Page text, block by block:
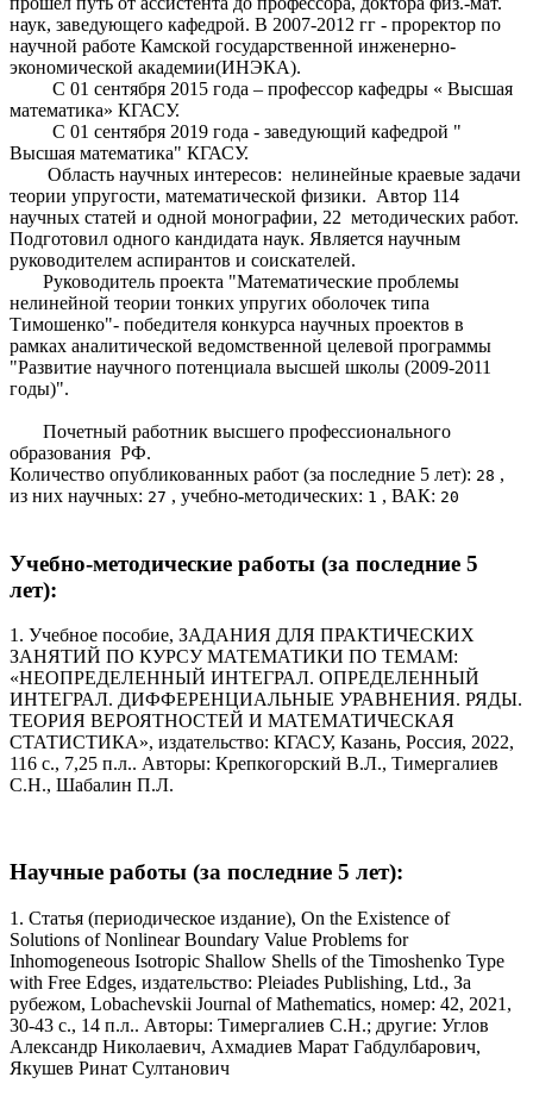
наук, заведующего кафедрой. В 2007-2012 гг - проректор по
научной работе Камской государственной инженерно-
экономической академии(ИНЭКА).
С 01 сентября 2015 года – профессор кафедры « Высшая
математика» КГАСУ.
С 01 сентября 2019 года - заведующий кафедрой "
Высшая математика" КГАСУ.
Область научных интересов: нелинейные краевые задачи
теории упругости, математической физики. Автор 114
научных статей и одной монографии, 22 методических работ.
Подготовил одного кандидата наук. Является научным
руководителем аспирантов и соискателей.
Руководитель проекта "Математические проблемы
нелинейной теории тонких упругих оболочек типа
Тимошенко"- победителя конкурса научных проектов в
рамках аналитической ведомственной целевой программы
"Развитие научного потенциала высшей школы (2009-2011
годы)".
Почетный работник высшего профессионального
образования РФ.
Количество опубликованных работ (за последние 5 лет): 28 ,
из них научных: 27 , учебно-методических: 1 , ВАК: 20
Учебно-методические работы (за последние 5
лет):
1. Учебное пособие, ЗАДАНИЯ ДЛЯ ПРАКТИЧЕСКИХ
ЗАНЯТИЙ ПО КУРСУ МАТЕМАТИКИ ПО ТЕМАМ:
«НЕОПРЕДЕЛЕННЫЙ ИНТЕГРАЛ. ОПРЕДЕЛЕННЫЙ
ИНТЕГРАЛ. ДИФФЕРЕНЦИАЛЬНЫЕ УРАВНЕНИЯ. РЯДЫ.
ТЕОРИЯ ВЕРОЯТНОСТЕЙ И МАТЕМАТИЧЕСКАЯ
СТАТИСТИКА», издательство: КГАСУ, Казань, Россия, 2022,
116 с., 7,25 п.л.. Авторы: Крепкогорский В.Л., Тимергалиев
С.Н., Шабалин П.Л.
Научные работы (за последние 5 лет):
1. Статья (периодическое издание), On the Existence of
Solutions of Nonlinear Boundary Value Problems for
Inhomogeneous Isotropic Shallow Shells of the Timoshenko Type
with Free Edges, издательство: Pleiades Publishing, Ltd., За
рубежом, Lobachevskii Journal of Mathematics, номер: 42, 2021,
30-43 с., 14 п.л.. Авторы: Тимергалиев С.Н.; другие: Углов
Александр Николаевич, Ахмадиев Марат Габдулбарович,
Якушев Ринат Султанович